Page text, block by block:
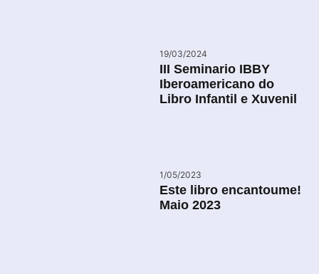
19/03/2024
III Seminario IBBY
Iberoamericano do
Libro Infantil e Xuvenil
1/05/2023
Este libro encantoume!
Maio 2023